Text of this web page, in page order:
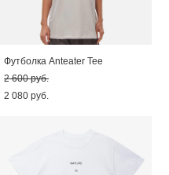
Футболка Anteater Tee
2 600 pуб.
2 080 pуб.